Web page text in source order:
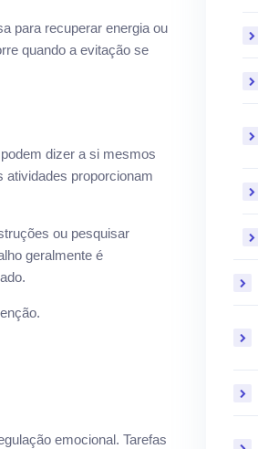
para recuperar energia ou
quando a evitação se
dizer a si mesmos
proporcionam
ou pesquisar
geralmente é
emocional. Tarefas